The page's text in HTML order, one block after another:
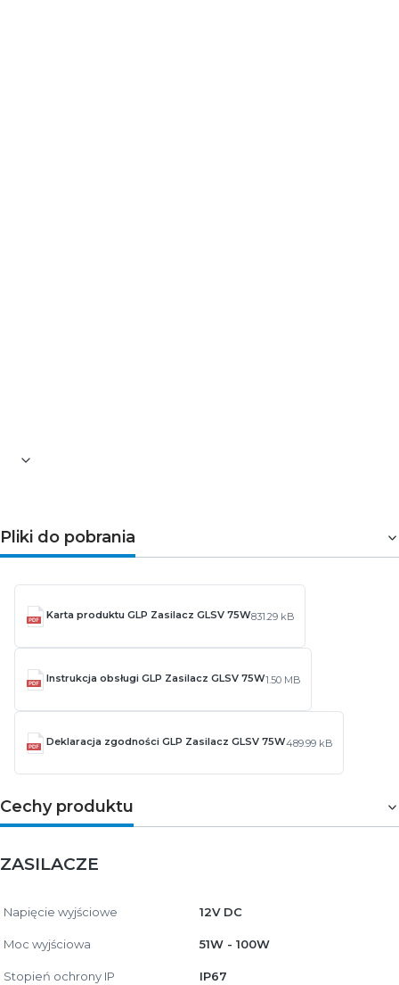
Pliki do pobrania
Karta produktu GLP Zasilacz GLSV 75W831.29 kB
Instrukcja obsługi GLP Zasilacz GLSV 75W1.50 MB
Deklaracja zgodności GLP Zasilacz GLSV 75W489.99 kB
Cechy produktu
ZASILACZE
Napięcie wyjściowe 12V DC
Moc wyjściowa 51W - 100W
Stopień ochrony IP IP67